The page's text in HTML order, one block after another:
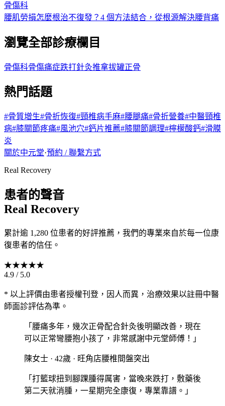
骨傷科
腰肌勞損怎麼根治不復發？4 個方法結合，從根源解決腰背痛
瀏覽全部診療欄目
骨傷科骨傷痛症跌打針灸推拿拔罐正骨
熱門話題
#骨質增生#骨折恢復#頸椎病手麻#腰腿痛#骨折營養#中醫頸椎
病#膝關節疼痛#風池穴#鈣片推薦#膝關節調理#檸檬酸鈣#滑膜
炎
關於中元堂·預約 / 聯繫方式
Real Recovery
患者的聲音
Real Recovery
累計逾 1,280 位患者的好評推薦，我們的專業來自於每一位康
復患者的信任。
★★★★★
4.9 / 5.0
* 以上評價由患者授權刊登，因人而異，治療效果以註冊中醫
師面診評估為準。
「 腰痛多年，幾次正骨配合針灸後明顯改善，現在
可以正常彎腰抱小孩了，非常感謝中元堂師傅！
」
陳女士 · 42歲 · 旺角店腰椎間盤突出
「 打籃球扭到腳踝腫得厲害，當晚來跌打，敷藥後
第二天就消腫，一星期完全康復，專業靠譜。 」